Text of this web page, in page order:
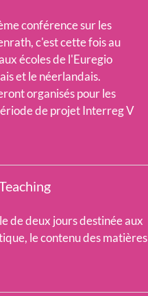
conférence sur les
c'est cette fois au
écoles de l'Euregio
et le néerlandais.
organisés pour les
de projet Interreg V
de deux jours destinée aux
le contenu des matières